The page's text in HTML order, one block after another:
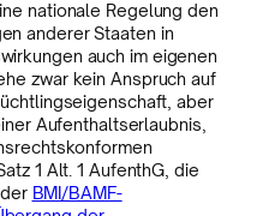
nationale Regelung den
anderer Staaten in
auch im eigenen
zwar kein Anspruch auf
aber
Aufenthaltserlaubnis,
1 Alt. 1 AufenthG, die
BMI/BAMF-